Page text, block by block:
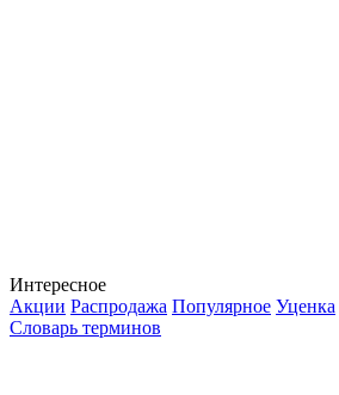
Интересное
Акции Распродажа Популярное Уценка
Словарь терминов